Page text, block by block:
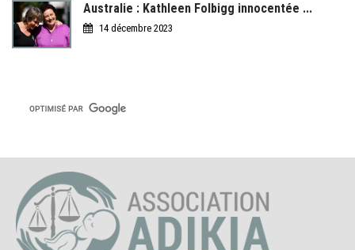
Australie : Kathleen Folbigg innocentée ...
14 décembre 2023